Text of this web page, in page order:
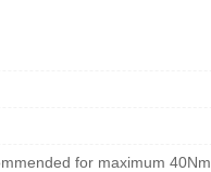
for maximum 40Nm.